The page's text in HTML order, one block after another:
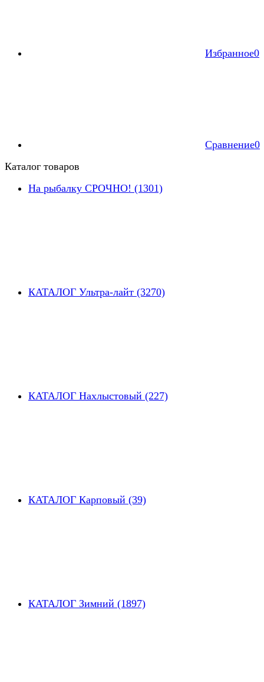
Избранное0
Сравнение0
Каталог товаров
На рыбалку СРОЧНО! (1301)
КАТАЛОГ Ультра-лайт (3270)
КАТАЛОГ Нахлыстовый (227)
КАТАЛОГ Карповый (39)
КАТАЛОГ Зимний (1897)